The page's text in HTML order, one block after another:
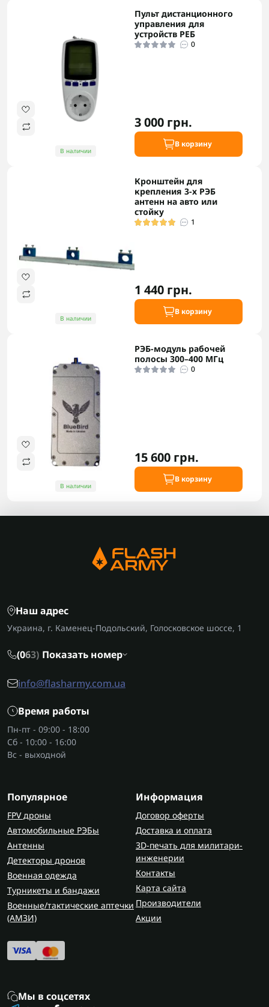
В наличии
Пульт дистанционного
управления для
устройств РЕБ
0
3 000 грн.
В корзину
В наличии
Кронштейн для
крепления 3-х РЭБ
антенн на авто или
стойку
1
1 440 грн.
В корзину
В наличии
РЭБ-модуль рабочей
полосы 300–400 МГц
0
15 600 грн.
В корзину
Наш адрес
Украина, г. Каменец-Подольский, Голосковское шоссе, 1
(063) Показать номер
info@flasharmy.com.ua
Время работы
Пн-пт - 09:00 - 18:00
Сб - 10:00 - 16:00
Вс - выходной
Популярное
FPV дроны
Автомобильные РЭБы
Антенны
Детекторы дронов
Военная одежда
Турникеты и бандажи
Военные/тактические аптечки
(AMЗИ)
Информация
Договор оферты
Доставка и оплата
3D-печать для милитари-
инженерии
Контакты
Карта сайта
Производители
Акции
Мы в соцсетях